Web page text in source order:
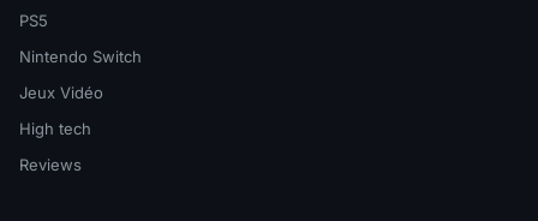
PS5
Nintendo Switch
Jeux Vidéo
High tech
Reviews